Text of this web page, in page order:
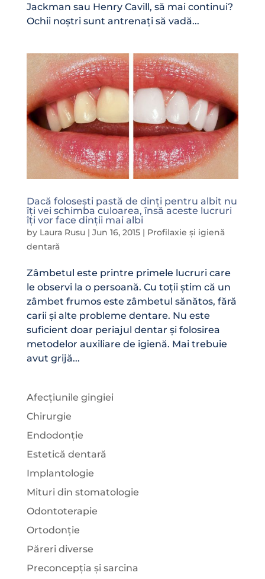
Jackman sau Henry Cavill, să mai continui?
Ochii noștri sunt antrenați să vadă...
Dacă folosești pastă de dinți pentru albit nu
îți vei schimba culoarea, însă aceste lucruri
îți vor face dinții mai albi
by Laura Rusu| Jun 16, 2015| Profilaxie și igienă
dentară
Zâmbetul este printre primele lucruri care
le observi la o persoană. Cu toții știm că un
zâmbet frumos este zâmbetul sănătos, fără
carii și alte probleme dentare. Nu este
suficient doar periajul dentar și folosirea
metodelor auxiliare de igienă. Mai trebuie
avut grijă...
Afecțiunile gingiei
Chirurgie
Endodonție
Estetică dentară
Implantologie
Mituri din stomatologie
Odontoterapie
Ortodonție
Păreri diverse
Preconcepția și sarcina